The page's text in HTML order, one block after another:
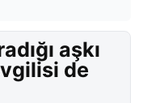
aşkı
de